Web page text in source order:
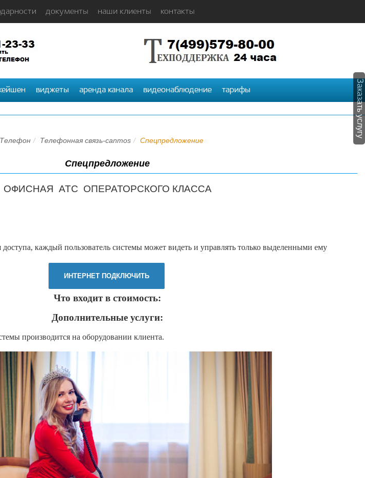
Заказать услугу
документы наши клиенты контакты
виджеты аренда канала видеонаблюдение тарифы
Телефон Телефонная связь-canmos Спецпредложение
Спецпредложение
ОФИСНАЯ АТС ОПЕРАТОРСКОГО КЛАССА
каждый пользователь системы может видеть и управлять только выделенными ему
ИНТЕРНЕТ ПОДКЛЮЧИТЬ
Что входит в стоимость:
Дополнительные услуги:
производится на оборудовании клиента.